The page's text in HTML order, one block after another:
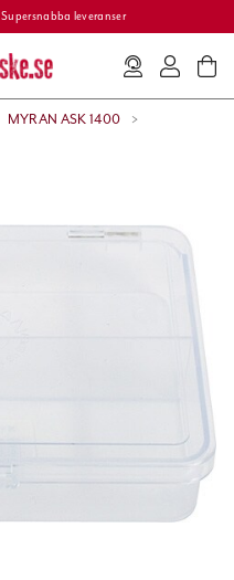
Supersnabba leveranser
MYRAN ASK 1400